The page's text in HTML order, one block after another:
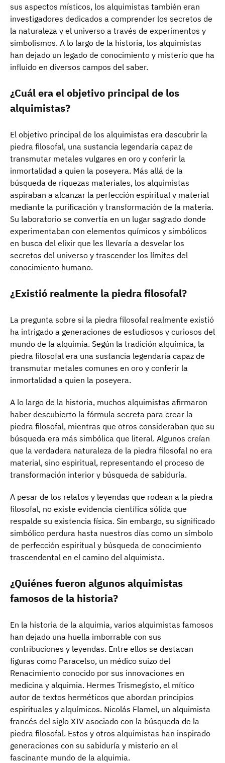
sus aspectos místicos, los alquimistas también eran
investigadores dedicados a comprender los secretos de
la naturaleza y el universo a través de experimentos y
simbolismos. A lo largo de la historia, los alquimistas
han dejado un legado de conocimiento y misterio que ha
influido en diversos campos del saber.
¿Cuál era el objetivo principal de los
alquimistas?
El objetivo principal de los alquimistas era descubrir la
piedra filosofal, una sustancia legendaria capaz de
transmutar metales vulgares en oro y conferir la
inmortalidad a quien la poseyera. Más allá de la
búsqueda de riquezas materiales, los alquimistas
aspiraban a alcanzar la perfección espiritual y material
mediante la purificación y transformación de la materia.
Su laboratorio se convertía en un lugar sagrado donde
experimentaban con elementos químicos y simbólicos
en busca del elixir que les llevaría a desvelar los
secretos del universo y trascender los límites del
conocimiento humano.
¿Existió realmente la piedra filosofal?
La pregunta sobre si la piedra filosofal realmente existió
ha intrigado a generaciones de estudiosos y curiosos del
mundo de la alquimia. Según la tradición alquímica, la
piedra filosofal era una sustancia legendaria capaz de
transmutar metales comunes en oro y conferir la
inmortalidad a quien la poseyera.
A lo largo de la historia, muchos alquimistas afirmaron
haber descubierto la fórmula secreta para crear la
piedra filosofal, mientras que otros consideraban que su
búsqueda era más simbólica que literal. Algunos creían
que la verdadera naturaleza de la piedra filosofal no era
material, sino espiritual, representando el proceso de
transformación interior y búsqueda de sabiduría.
A pesar de los relatos y leyendas que rodean a la piedra
filosofal, no existe evidencia científica sólida que
respalde su existencia física. Sin embargo, su significado
simbólico perdura hasta nuestros días como un símbolo
de perfección espiritual y búsqueda de conocimiento
trascendental en el camino del alquimista.
¿Quiénes fueron algunos alquimistas
famosos de la historia?
En la historia de la alquimia, varios alquimistas famosos
han dejado una huella imborrable con sus
contribuciones y leyendas. Entre ellos se destacan
figuras como Paracelso, un médico suizo del
Renacimiento conocido por sus innovaciones en
medicina y alquimia. Hermes Trismegisto, el mítico
autor de textos herméticos que abordan principios
espirituales y alquímicos. Nicolás Flamel, un alquimista
francés del siglo XIV asociado con la búsqueda de la
piedra filosofal. Estos y otros alquimistas han inspirado
generaciones con su sabiduría y misterio en el
fascinante mundo de la alquimia.